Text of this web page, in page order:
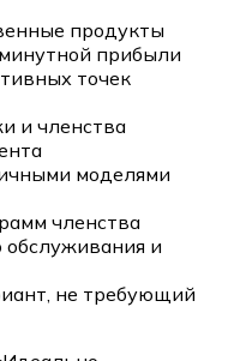
продукты
прибыли
точек
и членства
моделями
членства
обслуживания и
не требующий